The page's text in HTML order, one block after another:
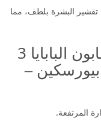
البشرة بلطف، مما
ما طريقة حفظ صابونة صابون البابايا 3
بيورسكين –
المرتفعة.